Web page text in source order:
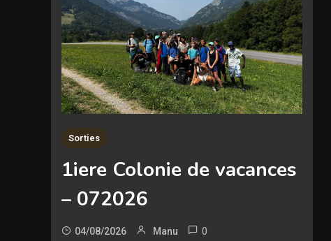
Sorties
1iere Colonie de vacances
– 072026
04/08/2026 Manu 0